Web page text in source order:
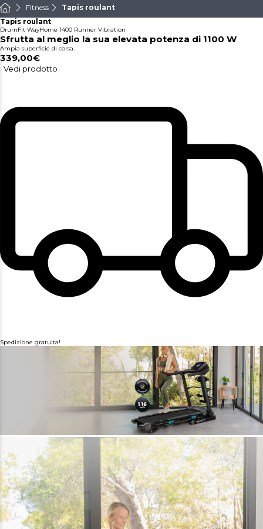
Fitness Tapis roulant
Tapis roulant
DrumFit WayHome 1400 Runner Vibration
Sfrutta al meglio la sua elevata potenza di 1100 W
Ampia superficie di corsa.
339,00€
Vedi prodotto
Spedizione gratuita!